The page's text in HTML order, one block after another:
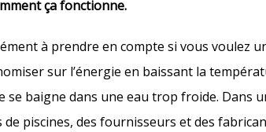
ça fonctionne.
à prendre en compte si vous voulez
sur l’énergie en baissant la
baigne dans une eau trop froide. Dans
piscines, des fournisseurs et des